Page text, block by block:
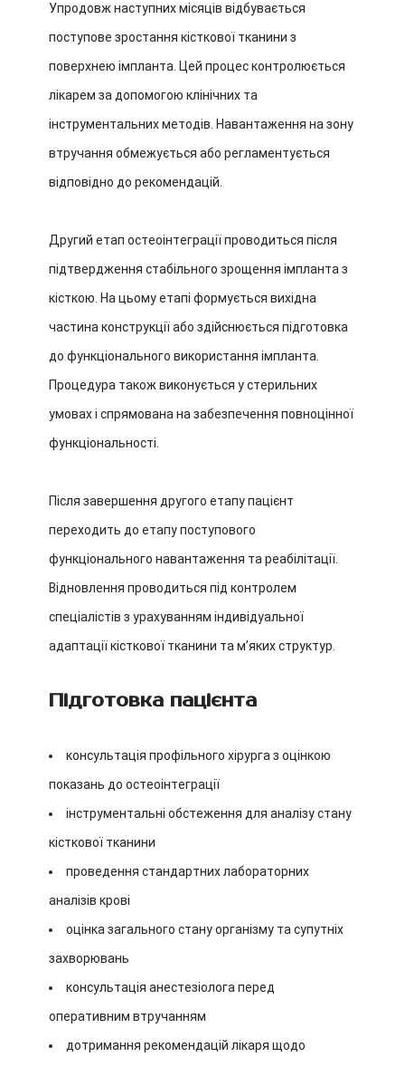
Упродовж наступних місяців відбувається
поступове зростання кісткової тканини з
поверхнею імпланта. Цей процес контролюється
лікарем за допомогою клінічних та
інструментальних методів. Навантаження на зону
втручання обмежується або регламентується
відповідно до рекомендацій.
Другий етап остеоінтеграції проводиться після
підтвердження стабільного зрощення імпланта з
кісткою. На цьому етапі формується вихідна
частина конструкції або здійснюється підготовка
до функціонального використання імпланта.
Процедура також виконується у стерильних
умовах і спрямована на забезпечення повноцінної
функціональності.
Після завершення другого етапу пацієнт
переходить до етапу поступового
функціонального навантаження та реабілітації.
Відновлення проводиться під контролем
спеціалістів з урахуванням індивідуальної
адаптації кісткової тканини та м’яких структур.
Підготовка пацієнта
консультація профільного хірурга з оцінкою
показань до остеоінтеграції
інструментальні обстеження для аналізу стану
кісткової тканини
проведення стандартних лабораторних
аналізів крові
оцінка загального стану організму та супутніх
захворювань
консультація анестезіолога перед
оперативним втручанням
дотримання рекомендацій лікаря щодо